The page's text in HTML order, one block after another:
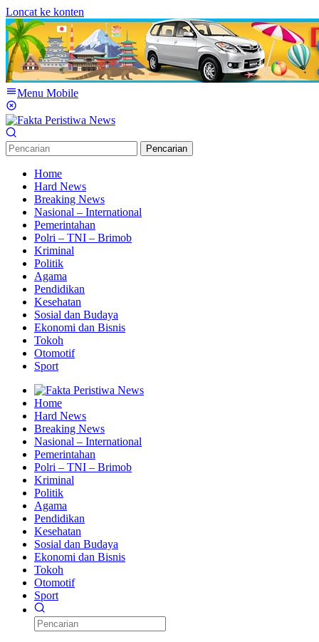
Loncat ke konten
Menu Mobile
Pencarian
Home
Hard News
Breaking News
Nasional – International
Pemerintahan
Polri – TNI – Brimob
Kriminal
Politik
Agama
Pendidikan
Kesehatan
Sosial dan Budaya
Ekonomi dan Bisnis
Tokoh
Otomotif
Sport
Home
Hard News
Breaking News
Nasional – International
Pemerintahan
Polri – TNI – Brimob
Kriminal
Politik
Agama
Pendidikan
Kesehatan
Sosial dan Budaya
Ekonomi dan Bisnis
Tokoh
Otomotif
Sport